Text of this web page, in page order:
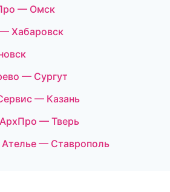
— Омск
Хабаровск
— Сургут
— Казань
— Тверь
— Ставрополь